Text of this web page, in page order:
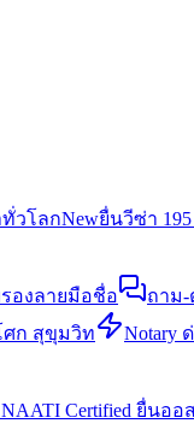
วโลกNewยื่นวีซ่า
องลายมือชื่อ ถาม-
ศก สุขุมวิท Notary
Certified ยื่นออส